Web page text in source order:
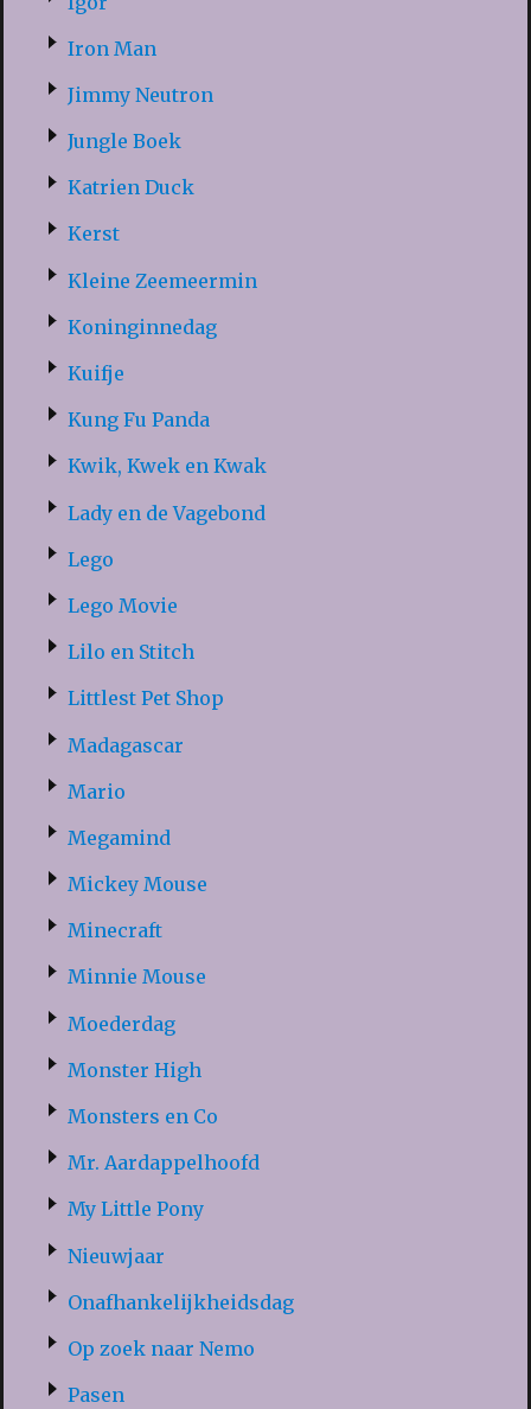
Iron Man
Jimmy Neutron
Jungle Boek
Katrien Duck
Kerst
Kleine Zeemeermin
Koninginnedag
Kuifje
Kung Fu Panda
Kwik, Kwek en Kwak
Lady en de Vagebond
Lego
Lego Movie
Lilo en Stitch
Littlest Pet Shop
Madagascar
Mario
Megamind
Mickey Mouse
Minecraft
Minnie Mouse
Moederdag
Monster High
Monsters en Co
Mr. Aardappelhoofd
My Little Pony
Nieuwjaar
Onafhankelijkheidsdag
Op zoek naar Nemo
Pasen